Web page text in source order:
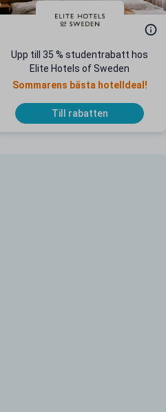
Upp till 35 % studentrabatt hos
Elite Hotels of Sweden
Sommarens bästa hotelldeal!
Till rabatten